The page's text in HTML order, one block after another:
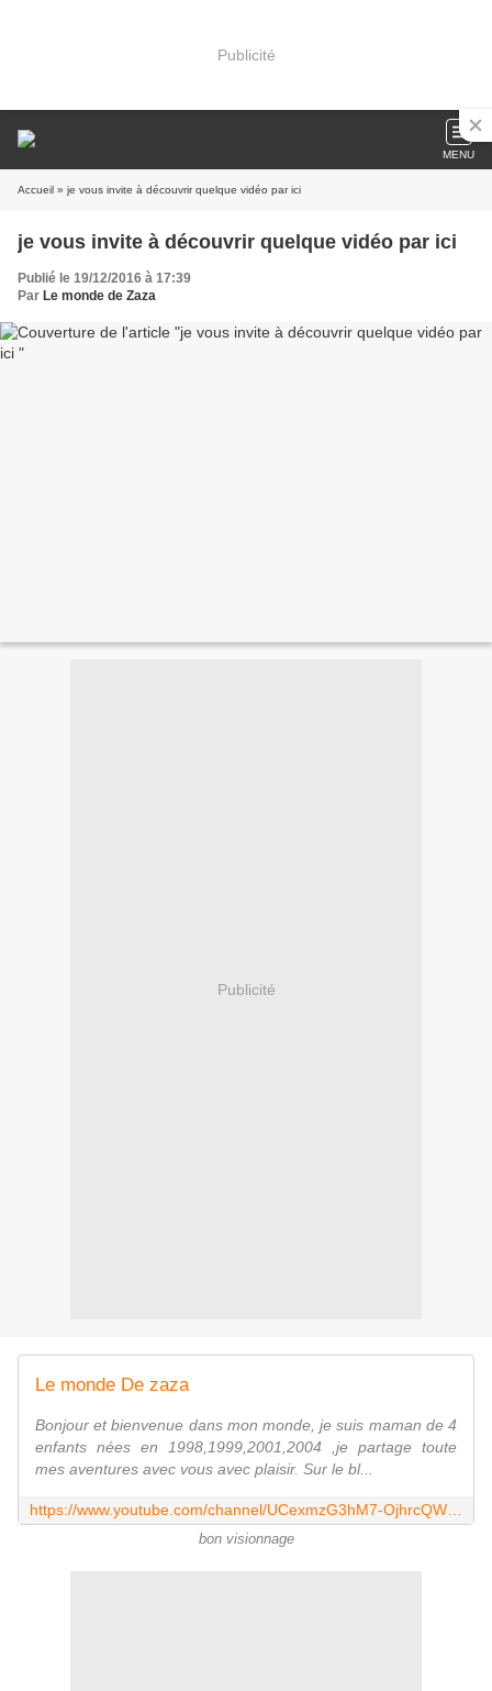
Publicité
MENU
Accueil » je vous invite à découvrir quelque vidéo par ici
je vous invite à découvrir quelque vidéo par ici
Publié le 19/12/2016 à 17:39
Par Le monde de Zaza
Publicité
Le monde De zaza
Bonjour et bienvenue dans mon monde, je suis maman de 4
enfants nées en 1998,1999,2001,2004 ,je partage toute
mes aventures avec vous avec plaisir. Sur le bl...
bon visionnage